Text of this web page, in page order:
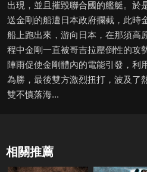
出現，並且摧毀聯合國的艦艇。於
送金剛的船遭日本政府攔截，此時
船上跑出來，游向日本，在那須高
程中金剛一直被哥吉拉壓倒性的攻
陣雨促使金剛體內的電能引發，利
為勝，最後雙方激烈扭打，波及了
雙不慎落海...
相關推薦